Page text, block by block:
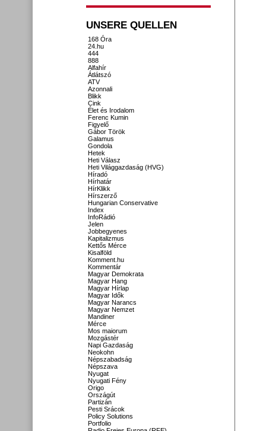
UNSERE QUELLEN
168 Óra
24.hu
444
888
Alfahír
Átlátszó
ATV
Azonnali
Blikk
Cink
Élet és Irodalom
Ferenc Kumin
Figyelő
Gábor Török
Galamus
Gondola
Hetek
Heti Válasz
Heti Világgazdaság (HVG)
Híradó
Hírhatár
HírKlikk
Hírszerző
Hungarian Conservative
Index
InfoRádió
Jelen
Jobbegyenes
Kapitalizmus
Kettős Mérce
Kisalföld
Komment.hu
Kommentár
Magyar Demokrata
Magyar Hang
Magyar Hírlap
Magyar Idők
Magyar Narancs
Magyar Nemzet
Mandiner
Mérce
Mos maiorum
Mozgástér
Napi Gazdaság
Neokohn
Népszabadság
Népszava
Nyugat
Nyugati Fény
Origo
Országút
Partizán
Pesti Srácok
Policy Solutions
Portfolio